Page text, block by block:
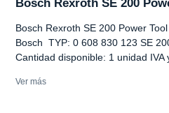
Bosch Rexroth SE 200
Bosch Rexroth SE 200 Power
Bosch TYP: 0 608 830 123 SE
Cantidad disponible: 1 unidad
Ver más